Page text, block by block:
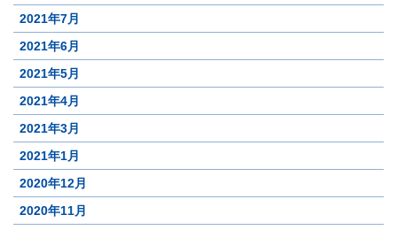
2021年7月
2021年6月
2021年5月
2021年4月
2021年3月
2021年1月
2020年12月
2020年11月